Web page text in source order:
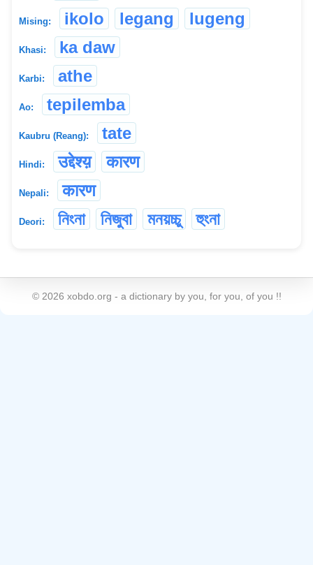
Mising: ikolo legang lugeng
Khasi: ka daw
Karbi: athe
Ao: tepilemba
Kaubru (Reang): tate
Hindi: उद्देश्य़ कारण
Nepali: कारण
Deori: নিংনা নিজুবা মনয়চ্চু হুংনা
© 2026 xobdo.org - a dictionary by you, for you, of you !!